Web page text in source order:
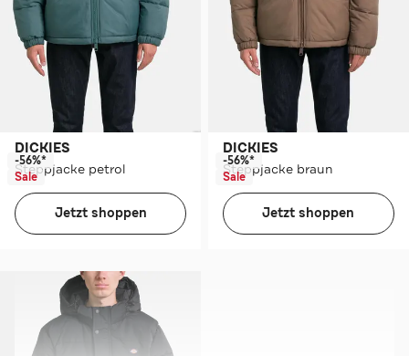
DICKIES
Steppjacke petrol
-56%*
Sale
Jetzt shoppen
DICKIES
Steppjacke braun
-56%*
Sale
Jetzt shoppen